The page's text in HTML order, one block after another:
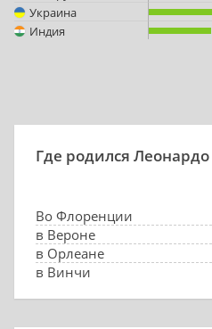
Украина
Индия
Где родился
Во Флоренции
в Вероне
в Орлеане
в Винчи